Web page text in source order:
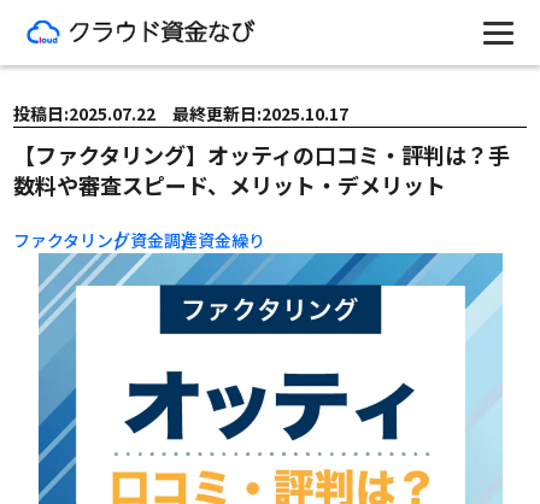
投稿日:2025.07.22 最終更新日:2025.10.17
【ファクタリング】オッティの口コミ・評判は？手
数料や審査スピード、メリット・デメリット
ファクタリング資金調達資金繰り